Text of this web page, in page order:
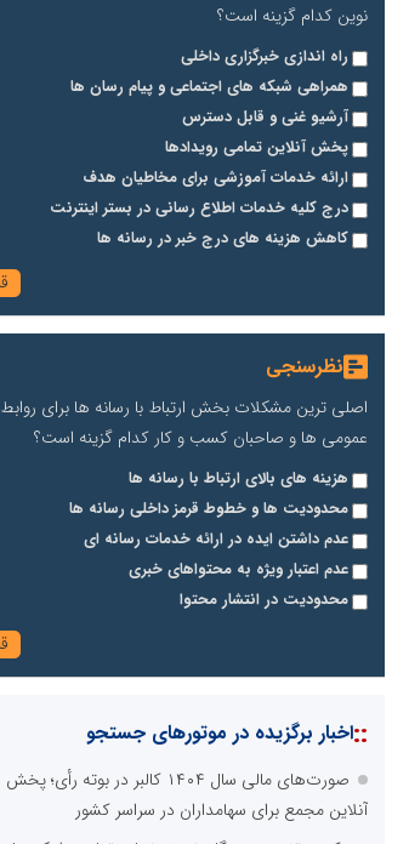
نوین کدام گزینه است؟
راه اندازی خبرگزاری داخلی
همراهی شبکه های اجتماعی و پیام رسان ها
آرشیو غنی و قابل دسترس
پخش آنلاین تمامی رویدادها
ارائه خدمات آموزشی برای مخاطیان هدف
درج کلیه خدمات اطلاع رسانی در بستر اینترنت
کاهش هزینه های درج خبر در رسانه ها
نظرسنجی
اصلی ترین مشکلات بخش ارتباط با رسانه ها برای روابط
عمومی ها و صاحبان کسب و کار کدام گزینه است؟
هزینه های بالای ارتباط با رسانه ها
محدودیت ها و خطوط قرمز داخلی رسانه ها
عدم داشتن ایده در ارائه خدمات رسانه ای
عدم اعتبار ویژه به محتواهای خبری
محدودیت در انتشار محتوا
::اخبار برگزیده در موتورهای جستجو
صورت‌های مالی سال ۱۴۰۴ کالبر در بوته رأی؛ پخش
آنلاین مجمع برای سهامداران در سراسر کشور